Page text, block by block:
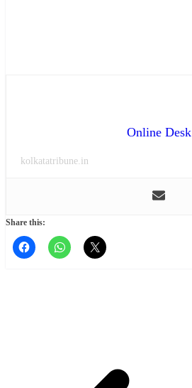
Online Desk
kolkatatribune.in
Share this: